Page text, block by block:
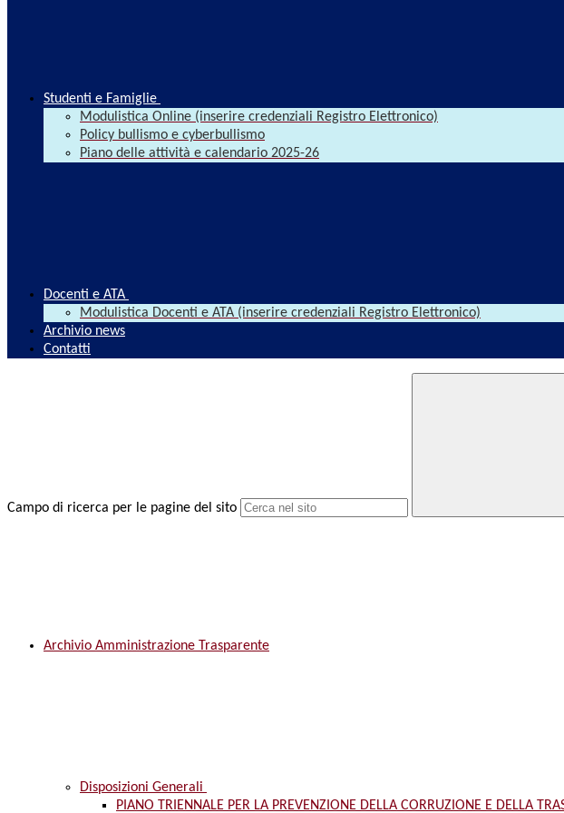
Studenti e Famiglie
Modulistica Online (inserire credenziali Registro Elettronico)
Policy bullismo e cyberbullismo
Piano delle attività e calendario 2025-26
Docenti e ATA
Modulistica Docenti e ATA (inserire credenziali Registro Elettronico)
Archivio news
Contatti
Campo di ricerca per le pagine del sito
Archivio Amministrazione Trasparente
Disposizioni Generali
PIANO TRIENNALE PER LA PREVENZIONE DELLA CORRUZIONE E DELLA